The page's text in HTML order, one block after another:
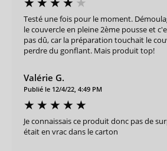
Testé une fois pour le moment.
le couvercle en pleine 2ème pousse et
pas dû, car la préparation touchait le
perdre du gonflant. Mais produit top!
Valérie G.
Publié le 12/4/22, 4:49 PM
Je connaissais ce produit donc pas de
était en vrac dans le carton